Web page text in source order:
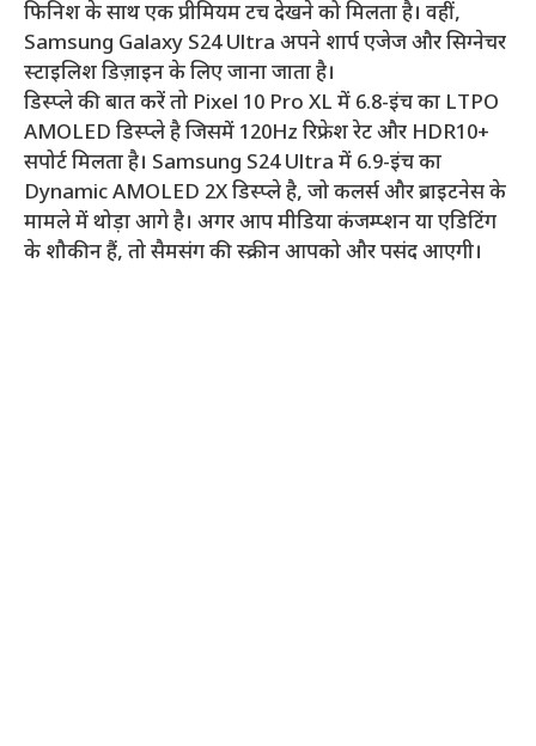
फिनिश के साथ एक प्रीमियम टच देखने को मिलता है। वहीं,
Samsung Galaxy S24 Ultra अपने शार्प एजेज और सिग्नेचर
स्टाइलिश डिज़ाइन के लिए जाना जाता है।
डिस्प्ले की बात करें तो Pixel 10 Pro XL में 6.8-इंच का LTPO
AMOLED डिस्प्ले है जिसमें 120Hz रिफ्रेश रेट और HDR10+
सपोर्ट मिलता है। Samsung S24 Ultra में 6.9-इंच का
Dynamic AMOLED 2X डिस्प्ले है, जो कलर्स और ब्राइटनेस के
मामले में थोड़ा आगे है। अगर आप मीडिया कंजम्प्शन या एडिटिंग
के शौकीन हैं, तो सैमसंग की स्क्रीन आपको और पसंद आएगी।